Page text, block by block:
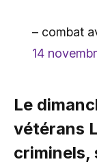
– combat
14
Le
vétérans
criminels,